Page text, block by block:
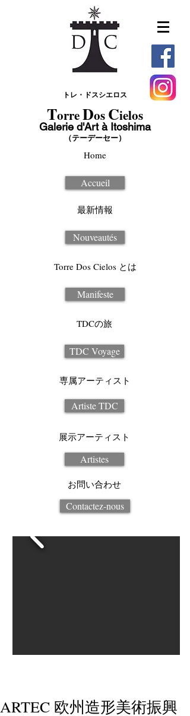
トレ・ドスシエロス
TorreDos Cielos
Galerie d'Art à Itoshima
（テーデーセー）
Home
Accueil
最新情報
Nouveautés
Torre Dos Cielos とは
Manifeste
TDCの旅
TDC Voyage
専属アーティスト
Artiste TDC
展示アーティスト
Artistes
お問い合わせ
Contactez-nous
ARTEC 欧州造形美術振興